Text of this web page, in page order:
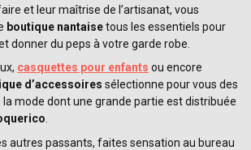
et leur maîtrise de l’artisanat, vous
boutique nantaisetous les essentiels pour
donner du peps à votre garde robe.
casquettes pour enfants ou encore
d’accessoires sélectionne pour vous des
la mode dont une grande partie est distribuée
.
autres passants, faites sensation au bureau